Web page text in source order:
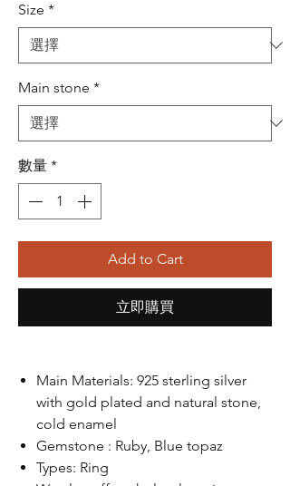
Size *
Main stone *
數量 *
Add to Cart
立即購買
Main Materials: 925 sterling silver
with gold plated and natural stone,
cold enamel
Gemstone : Ruby, Blue topaz
Types: Ring